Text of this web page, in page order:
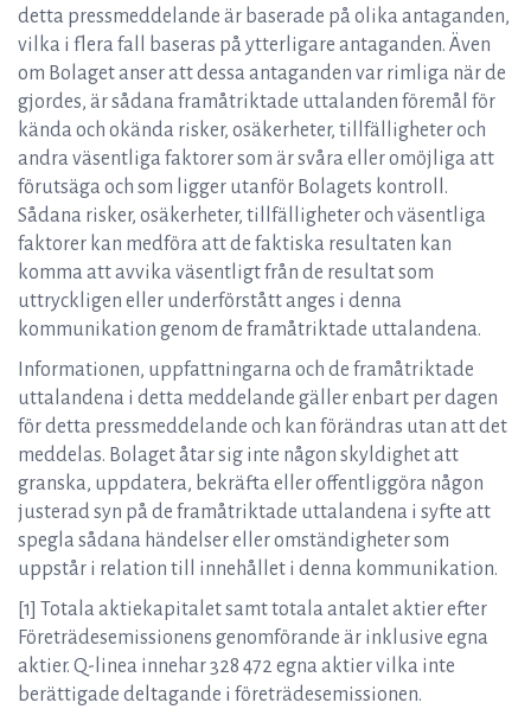
detta pressmeddelande är baserade på olika antaganden,
vilka i flera fall baseras på ytterligare antaganden. Även
om Bolaget anser att dessa antaganden var rimliga när de
gjordes, är sådana framåtriktade uttalanden föremål för
kända och okända risker, osäkerheter, tillfälligheter och
andra väsentliga faktorer som är svåra eller omöjliga att
förutsäga och som ligger utanför Bolagets kontroll.
Sådana risker, osäkerheter, tillfälligheter och väsentliga
faktorer kan medföra att de faktiska resultaten kan
komma att avvika väsentligt från de resultat som
uttryckligen eller underförstått anges i denna
kommunikation genom de framåtriktade uttalandena.
Informationen, uppfattningarna och de framåtriktade
uttalandena i detta meddelande gäller enbart per dagen
för detta pressmeddelande och kan förändras utan att det
meddelas. Bolaget åtar sig inte någon skyldighet att
granska, uppdatera, bekräfta eller offentliggöra någon
justerad syn på de framåtriktade uttalandena i syfte att
spegla sådana händelser eller omständigheter som
uppstår i relation till innehållet i denna kommunikation.
[1] Totala aktiekapitalet samt totala antalet aktier efter
Företrädesemissionens genomförande är inklusive egna
aktier. Q-linea innehar 328 472 egna aktier vilka inte
berättigade deltagande i företrädesemissionen.